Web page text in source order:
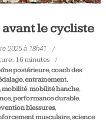
le cycliste
2025 à 18h41
: 16 minutes
postérieure,coach des
,entrainement,
mobilité,mobilité hanche,
,performance durable,
blessures,
musculaire,science